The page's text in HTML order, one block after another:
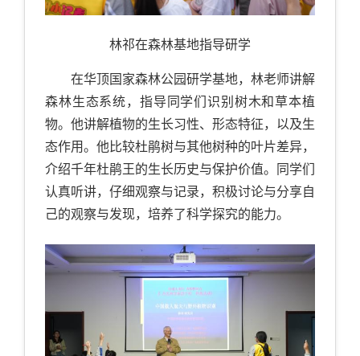
林祁在森林基地指导研学
在华顶国家森林公园研学基地，林老师讲解
森林生态系统，指导同学们识别树木和草本植
物。他讲解植物的生长习性、形态特征，以及生
态作用。他比较杜鹃树与其他树种的叶片差异，
介绍千年杜鹃王的生长历史与保护价值。同学们
认真听讲，仔细观察与记录，积极讨论与分享自
己的观察与发现，培养了科学探究的能力。